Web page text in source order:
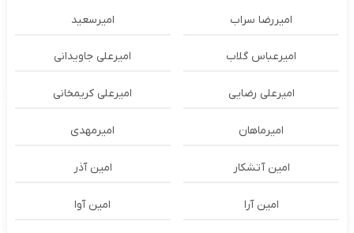
امیررضا سراب امیرسعید
امیرعباس گلاب امیرعلی جاویدانی
امیرعلی رضایی امیرعلی کریمخانی
امیرماهان امیرمهدی
امین آتشکار امین آذر
امین آرا امین آوا